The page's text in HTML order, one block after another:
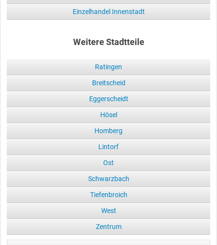
Einzelhandel Innenstadt
Weitere Stadtteile
Ratingen
Breitscheid
Eggerscheidt
Hösel
Homberg
Lintorf
Ost
Schwarzbach
Tiefenbroich
West
Zentrum